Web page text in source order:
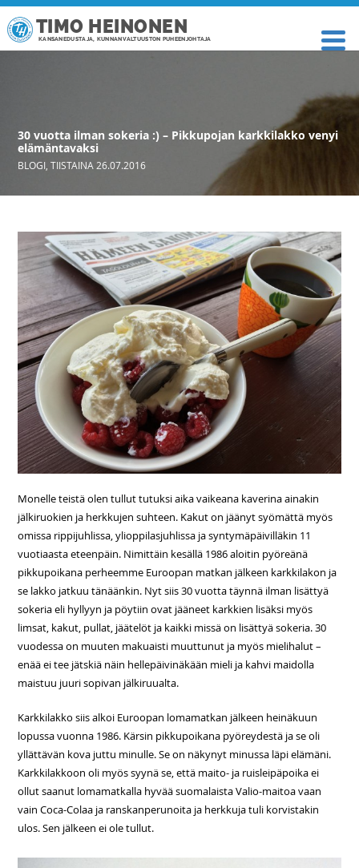
TIMO HEINONEN
KANSANEDUSTAJA, KUNNANVALTUUSTON PUHEENJOHTAJA
30 vuotta ilman sokeria :) – Pikkupojan karkkilakko venyi
elämäntavaksi
BLOGI ,TIISTAINA 26.07.2016
Monelle teistä olen tullut tutuksi aika vaikeana kaverina ainakin
jälkiruokien ja herkkujen suhteen. Kakut on jäänyt syömättä myös
omissa rippijuhlissa, ylioppilasjuhlissa ja syntymäpäivilläkin 11
vuotiaasta eteenpäin. Nimittäin kesällä 1986 aloitin pyöreänä
pikkupoikana perheemme Euroopan matkan jälkeen karkkilakon ja
se lakko jatkuu tänäänkin. Nyt siis 30 vuotta täynnä ilman lisättyä
sokeria eli hyllyyn ja pöytiin ovat jääneet karkkien lisäksi myös
limsat, kakut, pullat, jäätelöt ja kaikki missä on lisättyä sokeria. 30
vuodessa on muuten makuaisti muuttunut ja myös mielihalut –
enää ei tee jätskiä näin hellepäivinäkään mieli ja kahvi maidolla
maistuu juuri sopivan jälkiruualta.
Karkkilakko siis alkoi Euroopan lomamatkan jälkeen heinäkuun
lopussa vuonna 1986. Kärsin pikkupoikana pyöreydestä ja se oli
yllättävän kova juttu minulle. Se on näkynyt minussa läpi elämäni.
Karkkilakkoon oli myös syynä se, että maito- ja ruisleipäpoika ei
ollut saanut lomamatkalla hyvää suomalaista Valio-maitoa vaan
vain Coca-Colaa ja ranskanperunoita ja herkkuja tuli korvistakin
ulos. Sen jälkeen ei ole tullut.